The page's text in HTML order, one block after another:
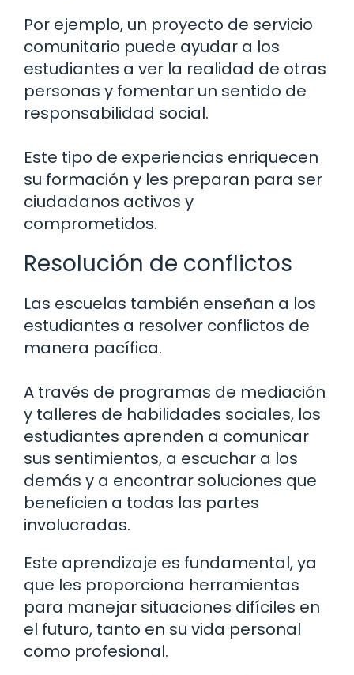
Por ejemplo, un proyecto de servicio
comunitario puede ayudar a los
estudiantes a ver la realidad de otras
personas y fomentar un sentido de
responsabilidad social.
Este tipo de experiencias enriquecen
su formación y les preparan para ser
ciudadanos activos y
comprometidos.
Resolución de conflictos
Las escuelas también enseñan a los
estudiantes a resolver conflictos de
manera pacífica.
A través de programas de mediación
y talleres de habilidades sociales, los
estudiantes aprenden a comunicar
sus sentimientos, a escuchar a los
demás y a encontrar soluciones que
beneficien a todas las partes
involucradas.
Este aprendizaje es fundamental, ya
que les proporciona herramientas
para manejar situaciones difíciles en
el futuro, tanto en su vida personal
como profesional.